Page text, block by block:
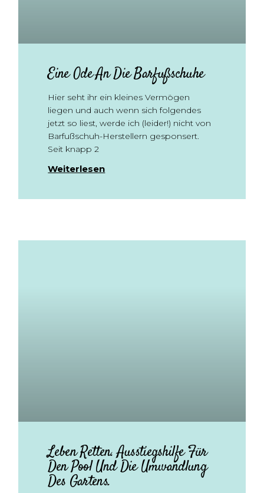
Eine Ode An Die Barfußschuhe
Hier seht ihr ein kleines Vermögen
liegen und auch wenn sich folgendes
jetzt so liest, werde ich (leider!) nicht von
Barfußschuh-Herstellern gesponsert.
Seit knapp 2
Weiterlesen
Leben Retten. Ausstiegshilfe Für
Den Pool Und Die Umwandlung
Des Gartens.